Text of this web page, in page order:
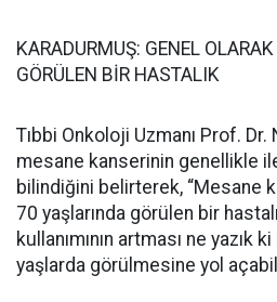
KARADURMUŞ: GENEL
GÖRÜLEN BİR HASTALIK
Tıbbi Onkoloji Uzmanı Prof.
mesane kanserinin genellikle
bilindiğini belirterek, “Mesane
70 yaşlarında görülen bir
kullanımının artması ne yazık
yaşlarda görülmesine yol